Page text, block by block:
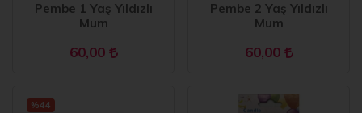
Pembe 1 Yaş Yıldızlı
Mum
60,00
Pembe 2 Yaş Yıldızlı
Mum
60,00
%44